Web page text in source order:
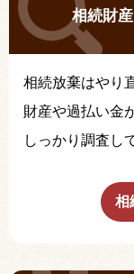
相続財
相続放棄はやり
財産や過払い金
しっかり調査し
相